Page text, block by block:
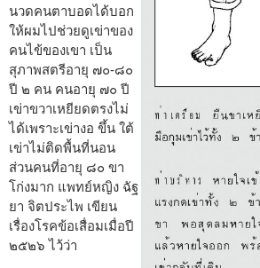
นวดคนตาบอดได้บอก
ให้ผมไปช่วยดูเข่าของ
คนไข้ของเขา เป็น
สุภาพสตรีอายุ ๗๐-๘๐
ปี ๒ คน คนอายุ ๗๐ ปี
เข่าขวาเหยียดตรงไม่
ได้เพราะเข่างอ ขึ้น ใต้
เข่าไม่ติดพื้นที่นอน
ส่วนคนที่อายุ ๘๐ ขา
โก่งมาก แพทย์หญิง ฉัฐ
ยา จิตประไพ เขียน
เรื่องโรคข้อเสื่อมเมื่อปี
๒๕๒๖ ไว้ว่า